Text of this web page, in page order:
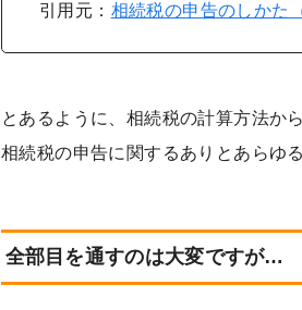
引用元： 相続税の申告のしかた
とあるように、相続税の計算方法か
相続税の申告に関するありとあらゆ
全部目を通すのは大変ですが…